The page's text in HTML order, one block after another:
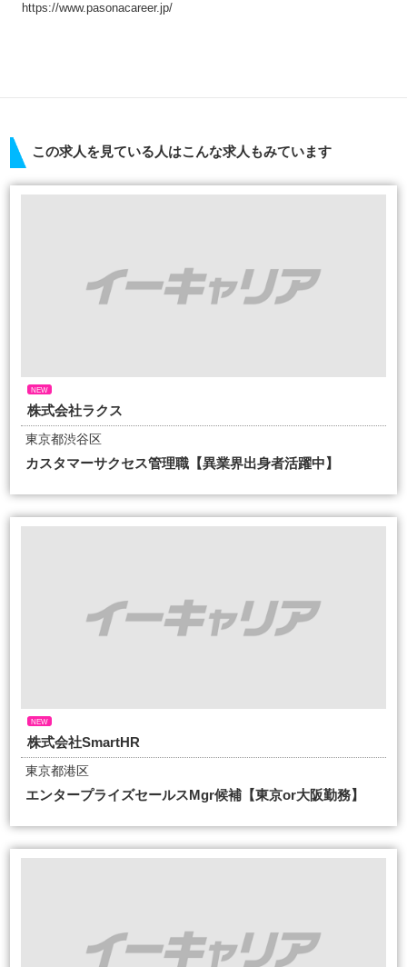
https://www.pasonacareer.jp/
この求人を見ている人はこんな求人もみています
NEW
株式会社ラクス
東京都渋谷区
カスタマーサクセス管理職【異業界出身者活躍中】
NEW
株式会社SmartHR
東京都港区
エンタープライズセールスMgr候補【東京or大阪勤務】